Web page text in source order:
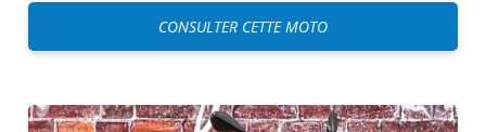
CONSULTER CETTE MOTO